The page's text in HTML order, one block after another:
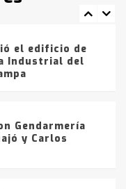
el edificio de
Industrial del
Gendarmería
y Carlos